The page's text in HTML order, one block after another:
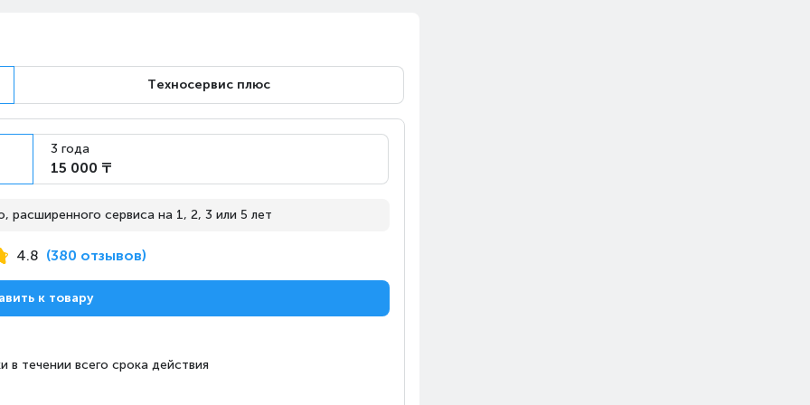
с 10 августа Под заказ
с 10 августа Под заказ
с 10 августа
Техносервис плюс
3 года
15 000 ₸
расширенного сервиса на 1, 2, 3 или 5 лет
4.8 (380 отзывов)
к товару
в течении всего срока действия